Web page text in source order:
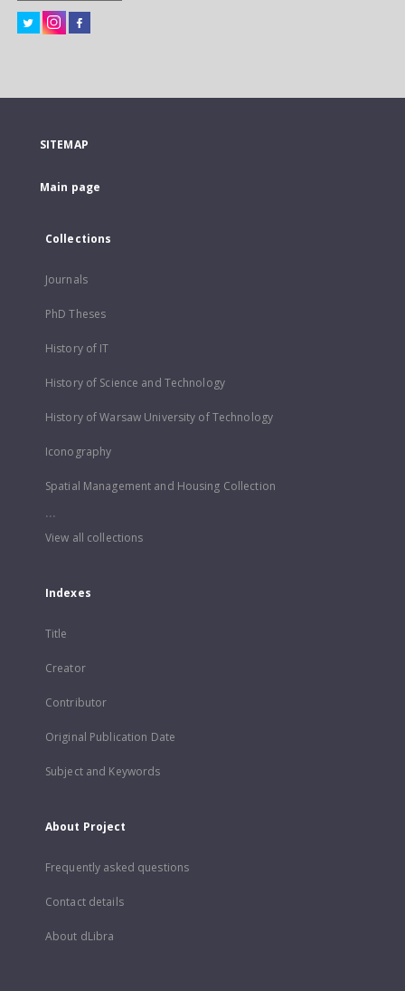
SITEMAP
Main page
Collections
Journals
PhD Theses
History of IT
History of Science and Technology
History of Warsaw University of Technology
Iconography
Spatial Management and Housing Collection
...
View all collections
Indexes
Title
Creator
Contributor
Original Publication Date
Subject and Keywords
About Project
Frequently asked questions
Contact details
About dLibra